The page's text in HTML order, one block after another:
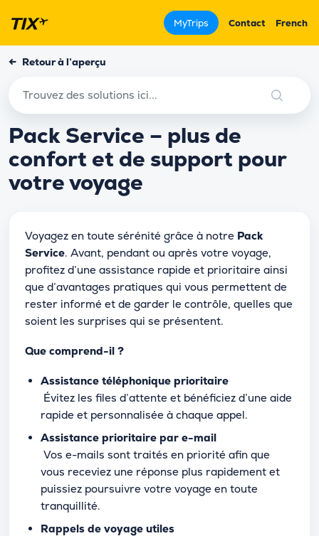
MyTrips Contact French
← Retour à l’aperçu
Pack Service – plus de
confort et de support pour
votre voyage
Voyagez en toute sérénité grâce à notre Pack
Service. Avant, pendant ou après votre voyage,
profitez d’une assistance rapide et prioritaire ainsi
que d’avantages pratiques qui vous permettent de
rester informé et de garder le contrôle, quelles que
soient les surprises qui se présentent.
Que comprend-il ?
Assistance téléphonique prioritaire
Évitez les files d’attente et bénéficiez d’une aide
rapide et personnalisée à chaque appel.
Assistance prioritaire par e-mail
Vos e-mails sont traités en priorité afin que
vous receviez une réponse plus rapidement et
puissiez poursuivre votre voyage en toute
tranquillité.
Rappels de voyage utiles